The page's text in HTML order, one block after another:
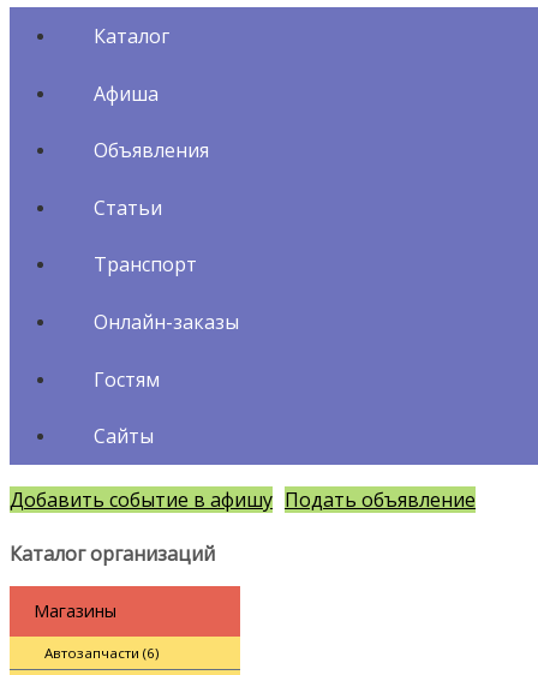
Каталог
Афиша
Объявления
Статьи
Транспорт
Онлайн-заказы
Гостям
Сайты
Добавить событие в афишу Подать объявление
Каталог организаций
Магазины
Автозапчасти (6)